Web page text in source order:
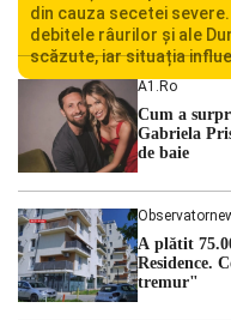
din cauza secetei
debitele râurilor și ale
scăzute, iar situația
Centralei Nucleare de la
cu una dintre cele mai
hidrologic din ultimii ani.
A1.ro
Cum a
Gabriela
de baie
A plătit
Residence.
tremur"